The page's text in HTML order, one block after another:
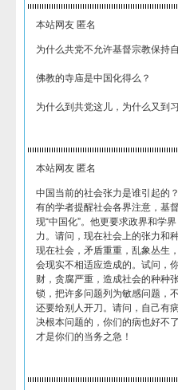
本站网友 匿名
为什么共党不允许基督宗教保持
佛教的寺庙是中国化得么？
为什么到共党这儿，为什么又到
本站网友 匿名
中国当前的社会张力是谁引起的？
有的学者提醒社会各界注意，基
现“中国化”。他更要求政界和学
力。请问，现在社会上的张力和
现在社会，矛盾重重，乱象丛生
会现实不相适应造成的。试问，
财，贪腐严重，造成社会的种种
锁，把许多问题列为敏感问题，
还要给别人开刀。请问，自己有
决根本问题的，你们的病也好不
才是你们的当务之急！